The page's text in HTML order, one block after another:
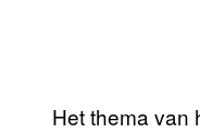
Het thema van